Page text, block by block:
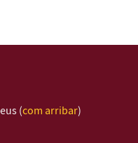
(com arribar)